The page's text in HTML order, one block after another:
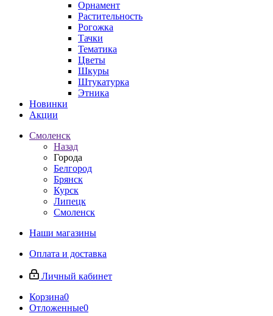
Орнамент
Растительность
Рогожка
Тачки
Тематика
Цветы
Шкуры
Штукатурка
Этника
Новинки
Акции
Смоленск
Назад
Города
Белгород
Брянск
Курск
Липецк
Смоленск
Наши магазины
Оплата и доставка
Личный кабинет
Корзина0
Отложенные0